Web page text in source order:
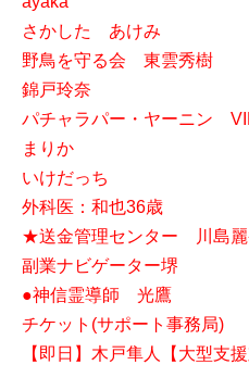
さかした あけみ
野鳥を守る会 東雲秀樹
錦戸玲奈
パチャラパー・ヤーニン
まりか
いけだっち
外科医：和也36歳
★送金管理センター 川島麗
副業ナビゲーター堺
●神信霊導師 光鷹
チケット(サポート事務局)
【即日】木戸隼人【大型支